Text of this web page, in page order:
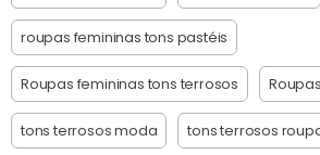
roupas femininas tons pastéis
Roupas femininas tons terrosos
tons terrosos moda tons terrosos